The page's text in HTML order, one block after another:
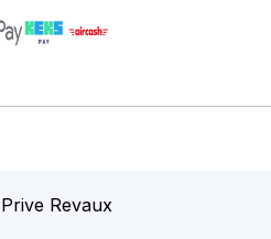
Prive Revaux